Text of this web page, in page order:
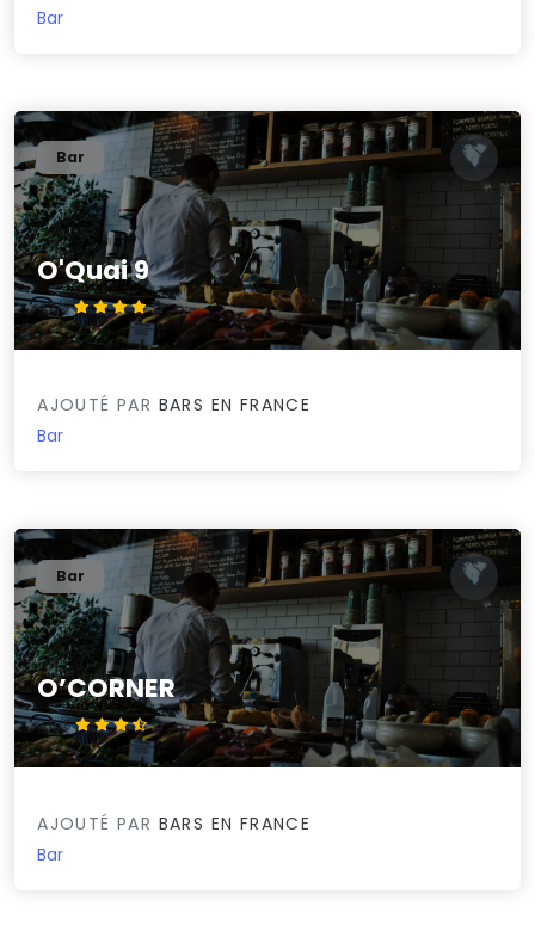
Bar
O'Quai 9
4.2/5
Bar
AJOUTÉ PAR BARS EN FRANCE
Bar
O’CORNER
3.9/5
Bar
AJOUTÉ PAR BARS EN FRANCE
Bar